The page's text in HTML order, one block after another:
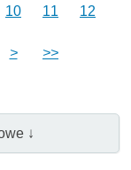
10 11 12
> >>
↓